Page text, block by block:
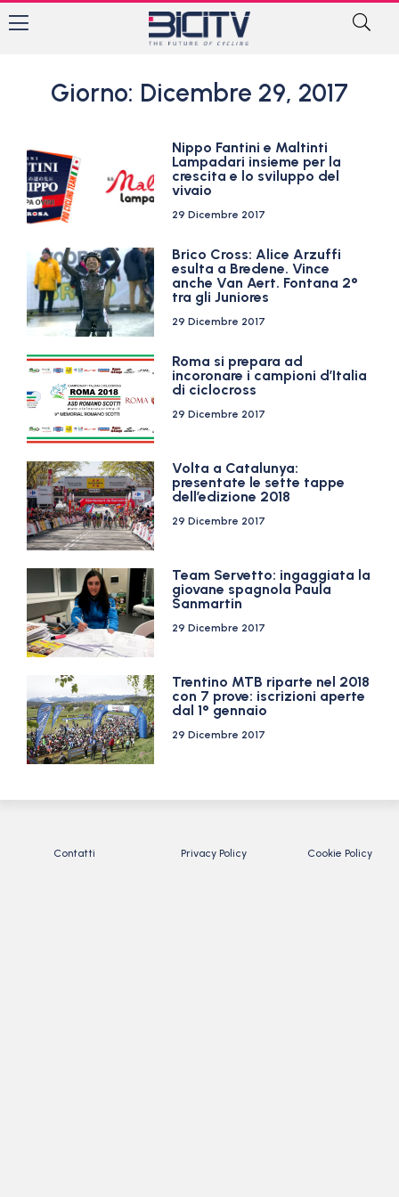
Giorno: Dicembre 29, 2017
Nippo Fantini e Maltinti
Lampadari insieme per la
crescita e lo sviluppo del
vivaio
29 Dicembre 2017
Brico Cross: Alice Arzuffi
esulta a Bredene. Vince
anche Van Aert. Fontana 2°
tra gli Juniores
29 Dicembre 2017
Roma si prepara ad
incoronare i campioni d’Italia
di ciclocross
29 Dicembre 2017
Volta a Catalunya:
presentate le sette tappe
dell’edizione 2018
29 Dicembre 2017
Team Servetto: ingaggiata la
giovane spagnola Paula
Sanmartin
29 Dicembre 2017
Trentino MTB riparte nel 2018
con 7 prove: iscrizioni aperte
dal 1° gennaio
29 Dicembre 2017
Contatti Privacy Policy Cookie Policy